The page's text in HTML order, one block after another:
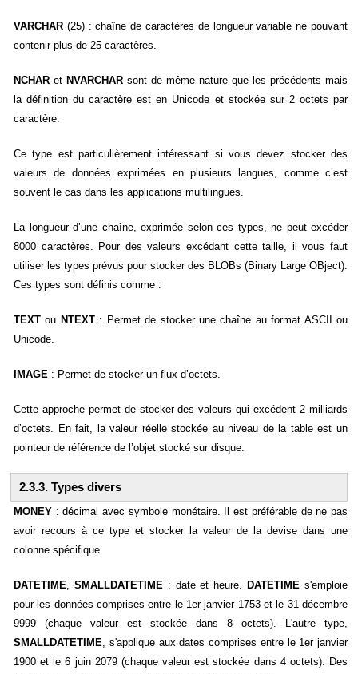
VARCHAR (25) : chaîne de caractères de longueur variable ne pouvant
contenir plus de 25 caractères.
NCHAR et NVARCHAR sont de même nature que les précédents mais
la définition du caractère est en Unicode et stockée sur 2 octets par
caractère.
Ce type est particulièrement intéressant si vous devez stocker des
valeurs de données exprimées en plusieurs langues, comme c’est
souvent le cas dans les applications multilingues.
La longueur d’une chaîne, exprimée selon ces types, ne peut excéder
8000 caractères. Pour des valeurs excédant cette taille, il vous faut
utiliser les types prévus pour stocker des BLOBs (Binary Large OBject).
Ces types sont définis comme :
TEXT ou NTEXT: Permet de stocker une chaîne au format ASCII ou
Unicode.
IMAGE : Permet de stocker un flux d’octets.
Cette approche permet de stocker des valeurs qui excédent 2 milliards
d’octets. En fait, la valeur réelle stockée au niveau de la table est un
pointeur de référence de l’objet stocké sur disque.
2.3.3. Types divers
MONEY : décimal avec symbole monétaire. Il est préférable de ne pas
avoir recours à ce type et stocker la valeur de la devise dans une
colonne spécifique.
DATETIME, SMALLDATETIME: date et heure. DATETIME s'emploie
pour les données comprises entre le 1er janvier 1753 et le 31 décembre
9999 (chaque valeur est stockée dans 8 octets). L'autre type,
SMALLDATETIME, s'applique aux dates comprises entre le 1er janvier
1900 et le 6 juin 2079 (chaque valeur est stockée dans 4 octets). Des